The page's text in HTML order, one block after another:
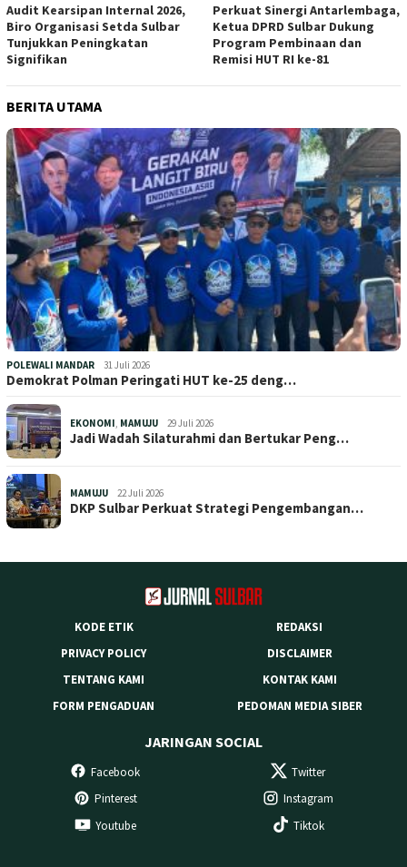
Audit Kearsipan Internal 2026,
Biro Organisasi Setda Sulbar
Tunjukkan Peningkatan
Signifikan
Perkuat Sinergi Antarlembaga,
Ketua DPRD Sulbar Dukung
Program Pembinaan dan
Remisi HUT RI ke-81
BERITA UTAMA
POLEWALI MANDAR 31 Juli 2026
Demokrat Polman Peringati HUT ke-25 deng…
EKONOMI MAMUJU 29 Juli 2026
Jadi Wadah Silaturahmi dan Bertukar Peng…
MAMUJU 22 Juli 2026
DKP Sulbar Perkuat Strategi Pengembangan…
KODE ETIK
REDAKSI
PRIVACY POLICY
DISCLAIMER
TENTANG KAMI
KONTAK KAMI
FORM PENGADUAN
PEDOMAN MEDIA SIBER
JARINGAN SOCIAL
Facebook
Twitter
Pinterest
Instagram
Youtube
Tiktok